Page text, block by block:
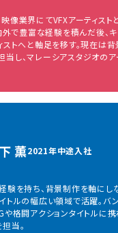
像業界にてVFXアーティスト
外で豊富な経験を積んだ後、
ストへと軸足を移す。現在は
し、マレーシアスタジオのア
薫2021年中途入社
験を持ち、背景制作を軸にし
トルの幅広い領域で活躍。バ
格闘アクションタイトルに携
当。